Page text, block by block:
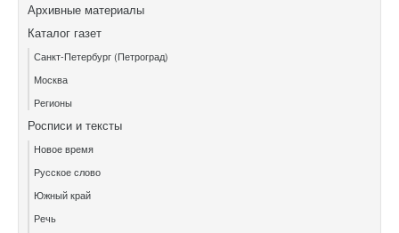
Архивные материалы
Каталог газет
Санкт-Петербург (Петроград)
Москва
Регионы
Росписи и тексты
Новое время
Русское слово
Южный край
Речь